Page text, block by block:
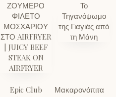
ΖΟΥΜΕΡΟ
ΦΙΛΕΤΟ
ΜΟΣΧΑΡΙΟΥ
ΣΤΟ AIRFRYER
| JUICY BEEF
STEAK ON
AIRFRYER
Το
Τηγανόψωμο
της Γιαγιάς από
τη Μάνη
Epic Club
Μακαρονόπιτα